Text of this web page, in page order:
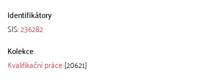
Identifikátory
SIS:236282
Kolekce
Kvalifikační práce [20621]